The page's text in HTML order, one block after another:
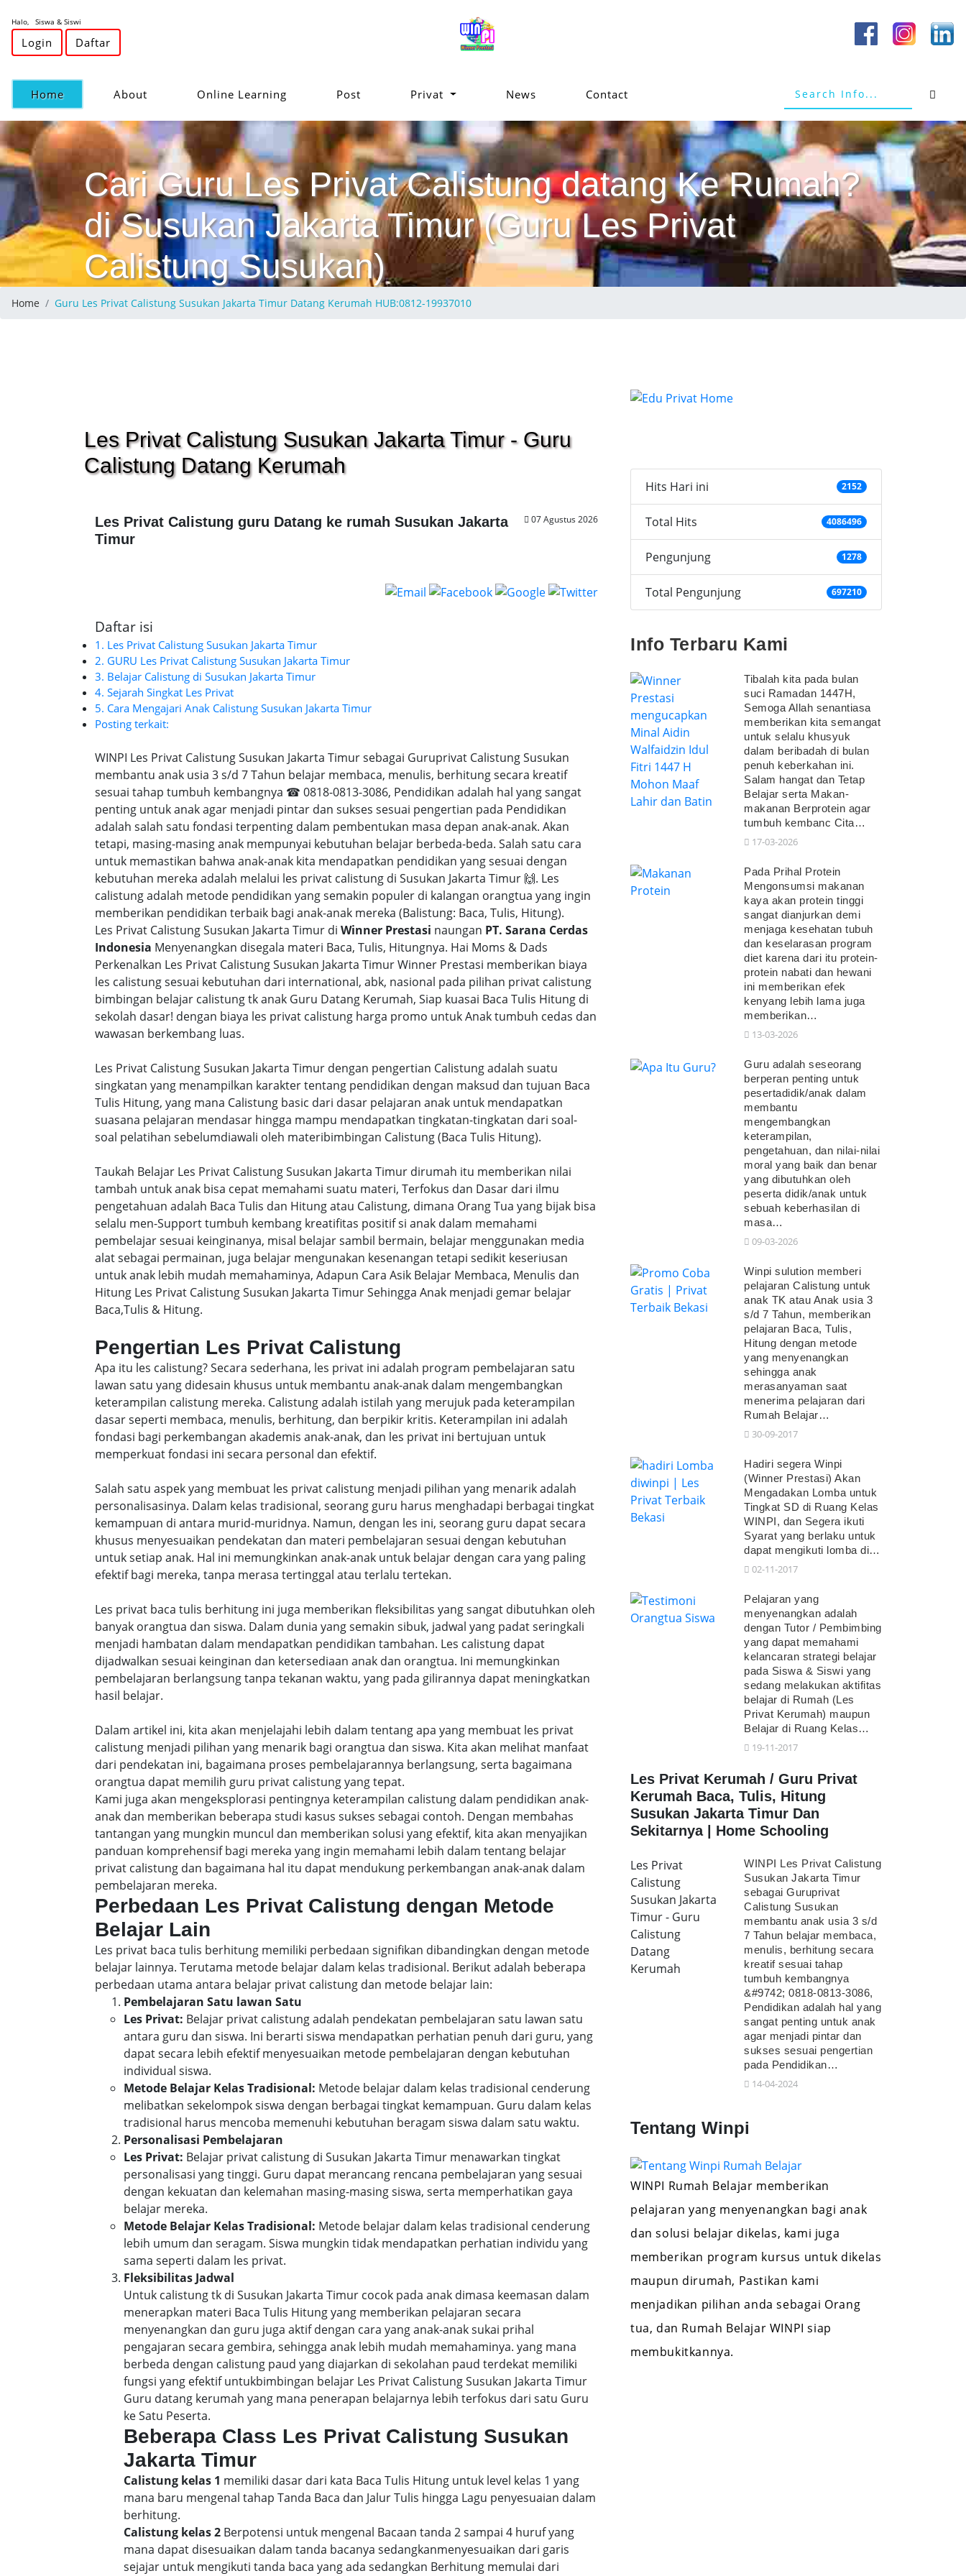
Halo, Siswa & Siswi
Login Daftar
Home(current) About Online Learning Post Privat News Contact
Cari Guru Les Privat Calistung datang Ke Rumah?
di Susukan Jakarta Timur (Guru Les Privat
Calistung Susukan)
Home Guru Les Privat Calistung Susukan Jakarta Timur Datang Kerumah HUB:0812-19937010
Les Privat Calistung Susukan Jakarta Timur - Guru
Calistung Datang Kerumah
07 Agustus 2026
Les Privat Calistung guru Datang ke rumah Susukan Jakarta
Timur
Daftar isi
1. Les Privat Calistung Susukan Jakarta Timur
2. GURU Les Privat Calistung Susukan Jakarta Timur
3. Belajar Calistung di Susukan Jakarta Timur
4. Sejarah Singkat Les Privat
5. Cara Mengajari Anak Calistung Susukan Jakarta Timur
Posting terkait:
WINPI Les Privat Calistung Susukan Jakarta Timur sebagai Guruprivat Calistung Susukan
membantu anak usia 3 s/d 7 Tahun belajar membaca, menulis, berhitung secara kreatif
sesuai tahap tumbuh kembangnya ☎ 0818-0813-3086, Pendidikan adalah hal yang sangat
penting untuk anak agar menjadi pintar dan sukses sesuai pengertian pada Pendidikan
adalah salah satu fondasi terpenting dalam pembentukan masa depan anak-anak. Akan
tetapi, masing-masing anak mempunyai kebutuhan belajar berbeda-beda. Salah satu cara
untuk memastikan bahwa anak-anak kita mendapatkan pendidikan yang sesuai dengan
kebutuhan mereka adalah melalui les privat calistung di Susukan Jakarta Timur 🙌. Les
calistung adalah metode pendidikan yang semakin populer di kalangan orangtua yang ingin
memberikan pendidikan terbaik bagi anak-anak mereka (Balistung: Baca, Tulis, Hitung).
Les Privat Calistung Susukan Jakarta Timur di Winner Prestasi naungan PT. Sarana Cerdas
Indonesia Menyenangkan disegala materi Baca, Tulis, Hitungnya. Hai Moms & Dads
Perkenalkan Les Privat Calistung Susukan Jakarta Timur Winner Prestasi memberikan biaya
les calistung sesuai kebutuhan dari international, abk, nasional pada pilihan privat calistung
bimbingan belajar calistung tk anak Guru Datang Kerumah, Siap kuasai Baca Tulis Hitung di
sekolah dasar! dengan biaya les privat calistung harga promo untuk Anak tumbuh cedas dan
wawasan berkembang luas.
Les Privat Calistung Susukan Jakarta Timur dengan pengertian Calistung adalah suatu
singkatan yang menampilkan karakter tentang pendidikan dengan maksud dan tujuan Baca
Tulis Hitung, yang mana Calistung basic dari dasar pelajaran anak untuk mendapatkan
suasana pelajaran mendasar hingga mampu mendapatkan tingkatan-tingkatan dari soal-
soal pelatihan sebelumdiawali oleh materibimbingan Calistung (Baca Tulis Hitung).
Taukah Belajar Les Privat Calistung Susukan Jakarta Timur dirumah itu memberikan nilai
tambah untuk anak bisa cepat memahami suatu materi, Terfokus dan Dasar dari ilmu
pengetahuan adalah Baca Tulis dan Hitung atau Calistung, dimana Orang Tua yang bijak bisa
selalu men-Support tumbuh kembang kreatifitas positif si anak dalam memahami
pembelajar sesuai keinginanya, misal belajar sambil bermain, belajar menggunakan media
alat sebagai permainan, juga belajar mengunakan kesenangan tetapi sedikit keseriusan
untuk anak lebih mudah memahaminya, Adapun Cara Asik Belajar Membaca, Menulis dan
Hitung Les Privat Calistung Susukan Jakarta Timur Sehingga Anak menjadi gemar belajar
Baca,Tulis & Hitung.
Pengertian Les Privat Calistung
Apa itu les calistung? Secara sederhana, les privat ini adalah program pembelajaran satu
lawan satu yang didesain khusus untuk membantu anak-anak dalam mengembangkan
keterampilan calistung mereka. Calistung adalah istilah yang merujuk pada keterampilan
dasar seperti membaca, menulis, berhitung, dan berpikir kritis. Keterampilan ini adalah
fondasi bagi perkembangan akademis anak-anak, dan les privat ini bertujuan untuk
memperkuat fondasi ini secara personal dan efektif.
Salah satu aspek yang membuat les privat calistung menjadi pilihan yang menarik adalah
personalisasinya. Dalam kelas tradisional, seorang guru harus menghadapi berbagai tingkat
kemampuan di antara murid-muridnya. Namun, dengan les ini, seorang guru dapat secara
khusus menyesuaikan pendekatan dan materi pembelajaran sesuai dengan kebutuhan
untuk setiap anak. Hal ini memungkinkan anak-anak untuk belajar dengan cara yang paling
efektif bagi mereka, tanpa merasa tertinggal atau terlalu tertekan.
Les privat baca tulis berhitung ini juga memberikan fleksibilitas yang sangat dibutuhkan oleh
banyak orangtua dan siswa. Dalam dunia yang semakin sibuk, jadwal yang padat seringkali
menjadi hambatan dalam mendapatkan pendidikan tambahan. Les calistung dapat
dijadwalkan sesuai keinginan dan ketersediaan anak dan orangtua. Ini memungkinkan
pembelajaran berlangsung tanpa tekanan waktu, yang pada gilirannya dapat meningkatkan
hasil belajar.
Dalam artikel ini, kita akan menjelajahi lebih dalam tentang apa yang membuat les privat
calistung menjadi pilihan yang menarik bagi orangtua dan siswa. Kita akan melihat manfaat
dari pendekatan ini, bagaimana proses pembelajarannya berlangsung, serta bagaimana
orangtua dapat memilih guru privat calistung yang tepat.
Kami juga akan mengeksplorasi pentingnya keterampilan calistung dalam pendidikan anak-
anak dan memberikan beberapa studi kasus sukses sebagai contoh. Dengan membahas
tantangan yang mungkin muncul dan memberikan solusi yang efektif, kita akan menyajikan
panduan komprehensif bagi mereka yang ingin memahami lebih dalam tentang belajar
privat calistung dan bagaimana hal itu dapat mendukung perkembangan anak-anak dalam
pembelajaran mereka.
Perbedaan Les Privat Calistung dengan Metode
Belajar Lain
Les privat baca tulis berhitung memiliki perbedaan signifikan dibandingkan dengan metode
belajar lainnya. Terutama metode belajar dalam kelas tradisional. Berikut adalah beberapa
perbedaan utama antara belajar privat calistung dan metode belajar lain:
Pembelajaran Satu lawan Satu
Les Privat: Belajar privat calistung adalah pendekatan pembelajaran satu lawan satu
antara guru dan siswa. Ini berarti siswa mendapatkan perhatian penuh dari guru, yang
dapat secara lebih efektif menyesuaikan metode pembelajaran dengan kebutuhan
individual siswa.
Metode Belajar Kelas Tradisional: Metode belajar dalam kelas tradisional cenderung
melibatkan sekelompok siswa dengan berbagai tingkat kemampuan. Guru dalam kelas
tradisional harus mencoba memenuhi kebutuhan beragam siswa dalam satu waktu.
Personalisasi Pembelajaran
Les Privat: Belajar privat calistung di Susukan Jakarta Timur menawarkan tingkat
personalisasi yang tinggi. Guru dapat merancang rencana pembelajaran yang sesuai
dengan kekuatan dan kelemahan masing-masing siswa, serta memperhatikan gaya
belajar mereka.
Metode Belajar Kelas Tradisional: Metode belajar dalam kelas tradisional cenderung
lebih umum dan seragam. Siswa mungkin tidak mendapatkan perhatian individu yang
sama seperti dalam les privat.
Fleksibilitas Jadwal
Untuk calistung tk di Susukan Jakarta Timur cocok pada anak dimasa keemasan dalam
menerapkan materi Baca Tulis Hitung yang memberikan pelajaran secara
menyenangkan dan guru juga aktif dengan cara yang anak-anak sukai prihal
pengajaran secara gembira, sehingga anak lebih mudah memahaminya. yang mana
berbeda dengan calistung paud yang diajarkan di sekolahan paud terdekat memiliki
fungsi yang efektif untukbimbingan belajar Les Privat Calistung Susukan Jakarta Timur
Guru datang kerumah yang mana penerapan belajarnya lebih terfokus dari satu Guru
ke Satu Peserta.
Beberapa Class Les Privat Calistung Susukan
Jakarta Timur
Calistung kelas 1 memiliki dasar dari kata Baca Tulis Hitung untuk level kelas 1 yang
mana baru mengenal tahap Tanda Baca dan Jalur Tulis hingga Lagu penyesuaian dalam
berhitung.
Calistung kelas 2 Berpotensi untuk mengenal Bacaan tanda 2 sampai 4 huruf yang
mana dapat disesuaikan dalam tanda bacanya sedangkanmenyesuaikan dari garis
sejajar untuk mengikuti tanda baca yang ada sedangkan Berhitung memulai dari
Hits Hari ini 2152
Total Hits 4086496
Pengunjung 1278
Total Pengunjung 697210
Info Terbaru Kami
Tibalah kita pada bulan
suci Ramadan 1447H,
Semoga Allah senantiasa
memberikan kita semangat
untuk selalu khusyuk
dalam beribadah di bulan
penuh keberkahan ini.
Salam hangat dan Tetap
Belajar serta Makan-
makanan Berprotein agar
tumbuh kembanc Cita…
17-03-2026
Pada Prihal Protein
Mengonsumsi makanan
kaya akan protein tinggi
sangat dianjurkan demi
menjaga kesehatan tubuh
dan keselarasan program
diet karena dari itu protein-
protein nabati dan hewani
ini memberikan efek
kenyang lebih lama juga
memberikan…
13-03-2026
Guru adalah seseorang
berperan penting untuk
pesertadidik/anak dalam
membantu
mengembangkan
keterampilan,
pengetahuan, dan nilai-nilai
moral yang baik dan benar
yang dibutuhkan oleh
peserta didik/anak untuk
sebuah keberhasilan di
masa…
09-03-2026
Winpi sulution memberi
pelajaran Calistung untuk
anak TK atau Anak usia 3
s/d 7 Tahun, memberikan
pelajaran Baca, Tulis,
Hitung dengan metode
yang menyenangkan
sehingga anak
merasanyaman saat
menerima pelajaran dari
Rumah Belajar…
30-09-2017
Hadiri segera Winpi
(Winner Prestasi) Akan
Mengadakan Lomba untuk
Tingkat SD di Ruang Kelas
WINPI, dan Segera ikuti
Syarat yang berlaku untuk
dapat mengikuti lomba di…
02-11-2017
Pelajaran yang
menyenangkan adalah
dengan Tutor / Pembimbing
yang dapat memahami
kelancaran strategi belajar
pada Siswa & Siswi yang
sedang melakukan aktifitas
belajar di Rumah (Les
Privat Kerumah) maupun
Belajar di Ruang Kelas…
19-11-2017
Les Privat Kerumah / Guru Privat
Kerumah Baca, Tulis, Hitung
Susukan Jakarta Timur Dan
Sekitarnya | Home Schooling
Les Privat
Calistung
Susukan Jakarta
Timur - Guru
Calistung
Datang
Kerumah
WINPI Les Privat Calistung
Susukan Jakarta Timur
sebagai Guruprivat
Calistung Susukan
membantu anak usia 3 s/d
7 Tahun belajar membaca,
menulis, berhitung secara
kreatif sesuai tahap
tumbuh kembangnya
&#9742; 0818-0813-3086,
Pendidikan adalah hal yang
sangat penting untuk anak
agar menjadi pintar dan
sukses sesuai pengertian
pada Pendidikan…
14-04-2024
Tentang Winpi
WINPI Rumah Belajar memberikan
pelajaran yang menyenangkan bagi anak
dan solusi belajar dikelas, kami juga
memberikan program kursus untuk dikelas
maupun dirumah, Pastikan kami
menjadikan pilihan anda sebagai Orang
tua, dan Rumah Belajar WINPI siap
membukitkannya.